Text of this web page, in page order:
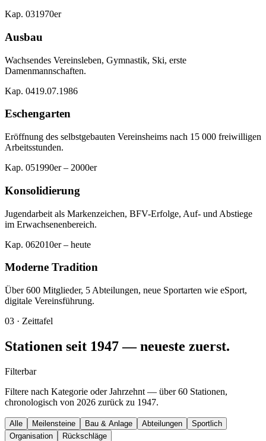
Kap. 031970er
Ausbau
Wachsendes Vereinsleben, Gymnastik, Ski, erste
Damenmannschaften.
Kap. 0419.07.1986
Eschengarten
Eröffnung des selbstgebauten Vereinsheims nach 15 000 freiwilligen
Arbeitsstunden.
Kap. 051990er – 2000er
Konsolidierung
Jugendarbeit als Markenzeichen, BFV-Erfolge, Auf- und Abstiege
im Erwachsenenbereich.
Kap. 062010er – heute
Moderne Tradition
Über 600 Mitglieder, 5 Abteilungen, neue Sportarten wie eSport,
digitale Vereinsführung.
03 · Zeittafel
Stationen seit 1947 — neueste zuerst.
Filterbar
Filtere nach Kategorie oder Jahrzehnt — über 60 Stationen,
chronologisch von 2026 zurück zu 1947.
Alle Meilensteine Bau & Anlage Abteilungen
Sportlich
Organisation
Rückschläge